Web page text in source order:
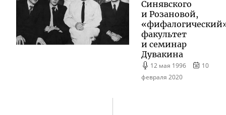
Синявского
и Розановой,
факультет
и семинар
Дувакина
12 мая 1996
10
февраля 2020